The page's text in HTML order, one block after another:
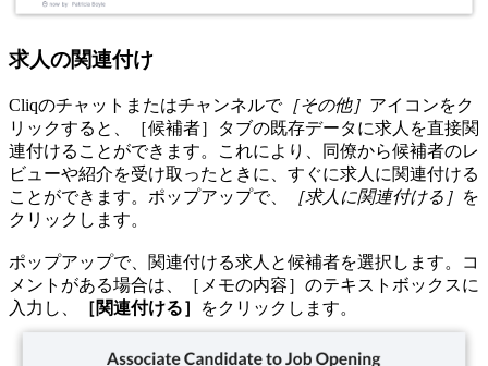
求人の関連付け
Cliqのチャットまたはチャンネルで［その他］ アイコンをク
リックすると、［候補者］タブの既存データに求人を直接関
連付けることができます。これにより、同僚から候補者のレ
ビューや紹介を受け取ったときに、すぐに求人に関連付ける
ことができます。ポップアップで、 ［求人に関連付ける］ を
クリックします。
ポップアップで、関連付ける求人と候補者を選択します。コ
メントがある場合は、［メモの内容］のテキストボックスに
入力し、
［関連付ける］ をクリックします。